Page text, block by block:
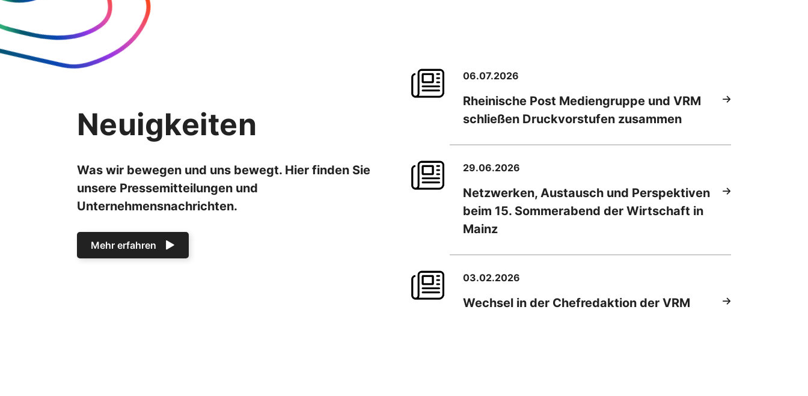
Neuigkeiten
Was wir bewegen und uns bewegt. Hier finden Sie
unsere Pressemitteilungen und
Unternehmensnachrichten.
Mehr erfahren
06.07.2026
Rheinische Post Mediengruppe und VRM
schließen Druckvorstufen zusammen
29.06.2026
Netzwerken, Austausch und Perspektiven
beim 15. Sommerabend der Wirtschaft in
Mainz
03.02.2026
Wechsel in der Chefredaktion der VRM